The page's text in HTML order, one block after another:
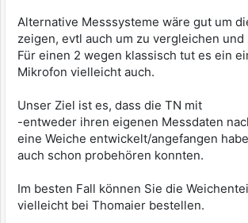
Alternative Messsysteme wäre gut um
zeigen, evtl auch um zu vergleichen und
Für einen 2 wegen klassisch tut es ein
Mikrofon vielleicht auch.
Unser Ziel ist es, dass die TN mit
-entweder ihren eigenen Messdaten
eine Weiche entwickelt/angefangen
auch schon probehören konnten.
Im besten Fall können Sie die
vielleicht bei Thomaier bestellen.